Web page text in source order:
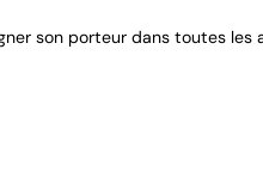
son porteur dans toutes les